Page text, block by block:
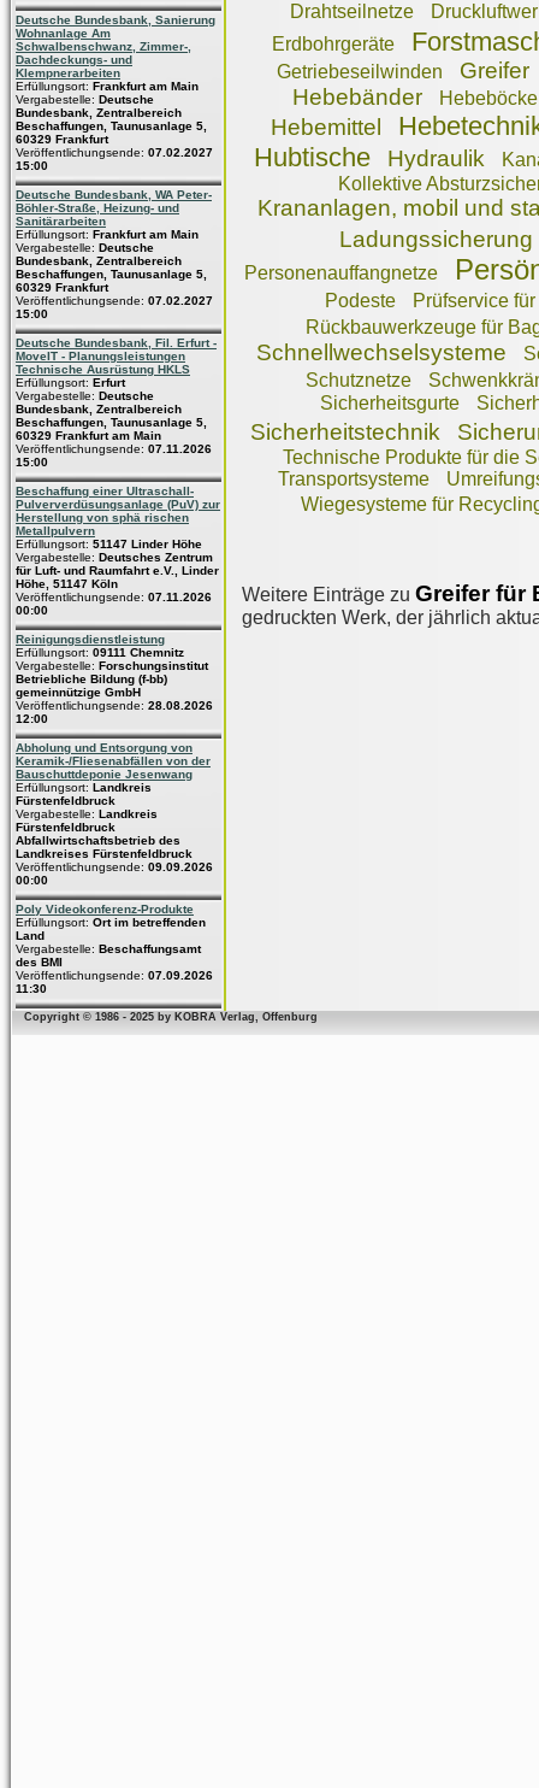
Deutsche Bundesbank, Sanierung
Wohnanlage Am
Schwalbenschwanz, Zimmer-,
Dachdeckungs- und
Klempnerarbeiten
Erfüllungsort: Frankfurt am Main
Vergabestelle: Deutsche
Bundesbank, Zentralbereich
Beschaffungen, Taunusanlage 5,
60329 Frankfurt
Veröffentlichungsende: 07.02.2027
15:00
Deutsche Bundesbank, WA Peter-
Böhler-Straße, Heizung- und
Sanitärarbeiten
Erfüllungsort: Frankfurt am Main
Vergabestelle: Deutsche
Bundesbank, Zentralbereich
Beschaffungen, Taunusanlage 5,
60329 Frankfurt
Veröffentlichungsende: 07.02.2027
15:00
Deutsche Bundesbank, Fil. Erfurt -
MoveIT - Planungsleistungen
Technische Ausrüstung HKLS
Erfüllungsort: Erfurt
Vergabestelle: Deutsche
Bundesbank, Zentralbereich
Beschaffungen, Taunusanlage 5,
60329 Frankfurt am Main
Veröffentlichungsende: 07.11.2026
15:00
Beschaffung einer Ultraschall-
Pulververdüsungsanlage (PuV) zur
Herstellung von sphä rischen
Metallpulvern
Erfüllungsort: 51147 Linder Höhe
Vergabestelle: Deutsches Zentrum
für Luft- und Raumfahrt e.V., Linder
Höhe, 51147 Köln
Veröffentlichungsende: 07.11.2026
00:00
Reinigungsdienstleistung
Erfüllungsort: 09111 Chemnitz
Vergabestelle: Forschungsinstitut
Betriebliche Bildung (f-bb)
gemeinnützige GmbH
Veröffentlichungsende: 28.08.2026
12:00
Abholung und Entsorgung von
Keramik-/Fliesenabfällen von der
Bauschuttdeponie Jesenwang
Erfüllungsort: Landkreis
Fürstenfeldbruck
Vergabestelle: Landkreis
Fürstenfeldbruck
Abfallwirtschaftsbetrieb des
Landkreises Fürstenfeldbruck
Veröffentlichungsende: 09.09.2026
00:00
Poly Videokonferenz-Produkte
Erfüllungsort: Ort im betreffenden
Land
Vergabestelle: Beschaffungsamt
des BMI
Veröffentlichungsende: 07.09.2026
11:30
Drahtseilnetze
Erdbohrgeräte
Getriebeseilwinden
Greifer
Hebebänder
Hebeböcke
Hebemittel
Hubtische
Hydraulik
Kollektive
Krananlagen, mobil und
Ladungssicherung
Personenauffangnetze
Podeste
Prüfservice
Rückbauwerkzeuge für
Schnellwechselsysteme
Schutznetze
Sicherheitsgurte
Sicherheitstechnik
Technische Produkte für die
Transportsysteme
Wiegesysteme für
Weitere Einträge zu Greifer für
gedruckten Werk, der jährlich
Copyright © 1986 - 2025 by KOBRA Verlag, Offenburg